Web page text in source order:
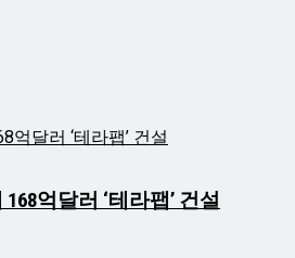
억달러 ‘테라팹’ 건설